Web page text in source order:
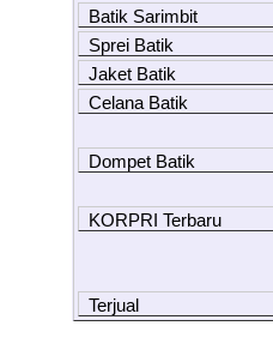
Batik Sarimbit
Sprei Batik
Jaket Batik
Celana Batik
Dompet Batik
KORPRI Terbaru
Terjual